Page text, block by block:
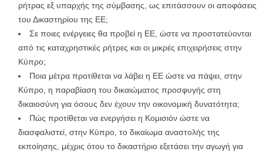
ρήτρας εξ υπαρχής της σύμβασης, ως επιτάσσουν οι αποφάσεις
του Δικαστηρίου της ΕΕ;
Σε ποιες ενέργειες θα προβεί η ΕΕ, ώστε να προστατεύονται
από τις καταχρηστικές ρήτρες και οι μικρές επιχειρήσεις στην
Κύπρο;
Ποια μέτρα προτίθεται να λάβει η ΕΕ ώστε να πάψει, στην
Κύπρο, η παραβίαση του δικαιώματος προσφυγής στη
δικαιοσύνη για όσους δεν έχουν την οικονομική δυνατότητα;
Πώς προτίθεται να ενεργήσει η Κομισιόν ώστε να
διασφαλιστεί, στην Κύπρο, το δικαίωμα αναστολής της
εκποίησης, μέχρις ότου το δικαστήριο εξετάσει την αγωγή για